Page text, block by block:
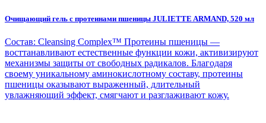
Очищающий гель с протеинами пшеницы JULIETTE ARMAND, 520 мл
Состав: Cleansing Complex™ Протеины пшеницы —
восттанавливают естественные функции кожи, активизируют
механизмы защиты от свободных радикалов. Благодаря
своему уникальному аминокислотному составу, протеины
пшеницы оказывают выраженный, длительный
увлажняющий эффект, смягчают и разглаживают кожу.